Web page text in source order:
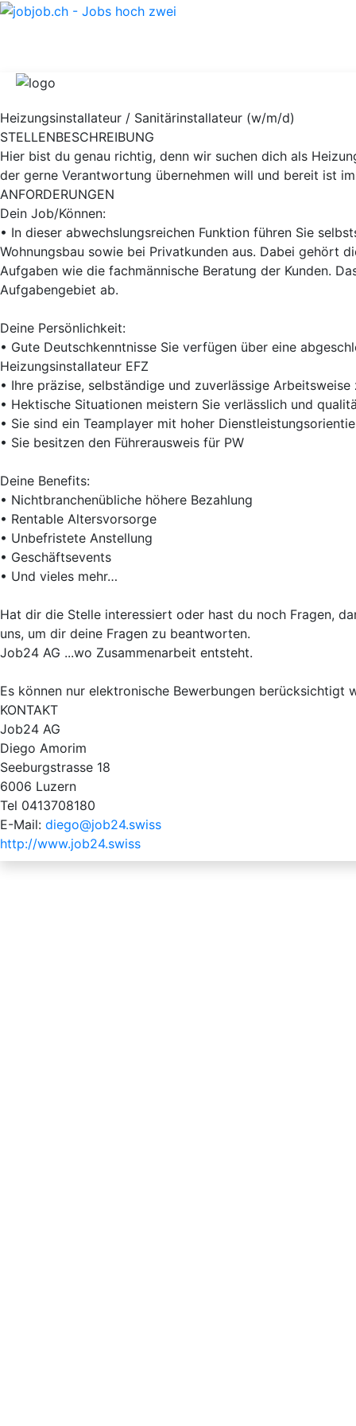
Heizungsinstallateur / Sanitärinstallateur (w/m/d)
STELLENBESCHREIBUNG
Hier bist du genau richtig, denn wir suchen dich als
der gerne Verantwortung übernehmen will und bereit ist
ANFORDERUNGEN
Dein Job/Können:
• In dieser abwechslungsreichen Funktion führen Sie
Wohnungsbau sowie bei Privatkunden aus. Dabei gehört
Aufgaben wie die fachmännische Beratung der Kunden.
Aufgabengebiet ab.
Deine Persönlichkeit:
• Gute Deutschkenntnisse Sie verfügen über eine
Heizungsinstallateur EFZ
• Ihre präzise, selbständige und zuverlässige Arbeitsweise
• Hektische Situationen meistern Sie verlässlich und
• Sie sind ein Teamplayer mit hoher
• Sie besitzen den Führerausweis für PW
Deine Benefits:
• Nichtbranchenübliche höhere Bezahlung
• Rentable Altersvorsorge
• Unbefristete Anstellung
• Geschäftsevents
• Und vieles mehr…
Hat dir die Stelle interessiert oder hast du noch Fragen,
uns, um dir deine Fragen zu beantworten.
Job24 AG ...wo Zusammenarbeit entsteht.
Es können nur elektronische Bewerbungen
KONTAKT
Job24 AG
Diego Amorim
Seeburgstrasse 18
6006 Luzern
Tel 0413708180
E-Mail: diego@job24.swiss
http://www.job24.swiss